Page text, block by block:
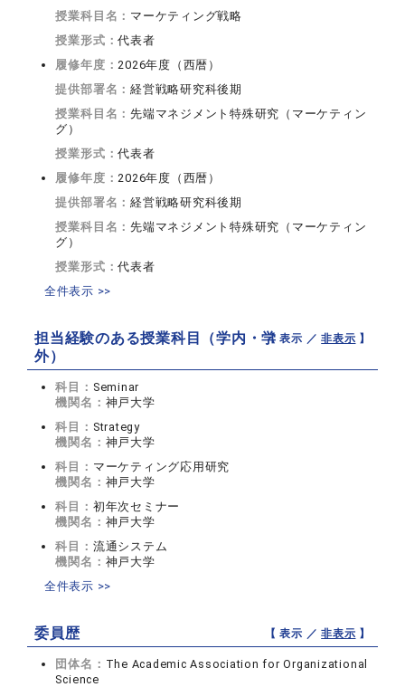
授業科目名： マーケティング戦略
授業形式：代表者
履修年度：2026年度（西暦）
提供部署名：経営戦略研究科後期
授業科目名：先端マネジメント特殊研究（マーケティン
グ）
授業形式：代表者
履修年度：2026年度（西暦）
提供部署名：経営戦略研究科後期
授業科目名：先端マネジメント特殊研究（マーケティン
グ）
授業形式：代表者
全件表示 >>
担当経験のある授業科目（学内・学
外）
【 表示 ／非表示 】
科目： Seminar
機関名： 神戸大学
科目： Strategy
機関名： 神戸大学
科目： マーケティング応用研究
機関名： 神戸大学
科目： 初年次セミナー
機関名： 神戸大学
科目： 流通システム
機関名： 神戸大学
全件表示 >>
委員歴 【 表示 ／非表示 】
団体名： The Academic Association for Organizational
Science